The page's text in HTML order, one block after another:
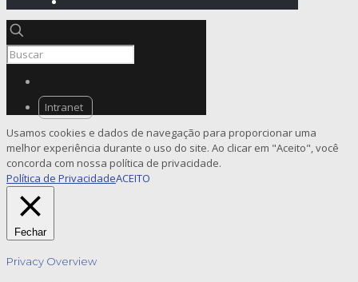
Intranet
Usamos cookies e dados de navegação para proporcionar uma
melhor experiência durante o uso do site. Ao clicar em "Aceito", você
concorda com nossa política de privacidade.
Política de PrivacidadeACEITO
Fechar
Privacy Overview